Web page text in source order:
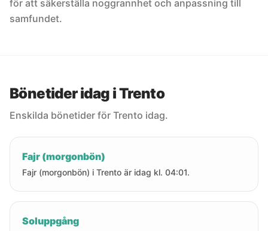
för att säkerställa noggrannhet och anpassning till
samfundet.
Bönetider idag i Trento
Enskilda bönetider för Trento idag.
Fajr (morgonbön)
Fajr (morgonbön) i Trento är idag kl. 04:01.
Soluppgång